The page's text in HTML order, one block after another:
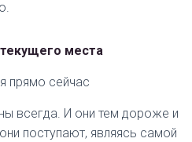
места
прямо сейчас
всегда. И они тем дороже и
поступают, являясь самой